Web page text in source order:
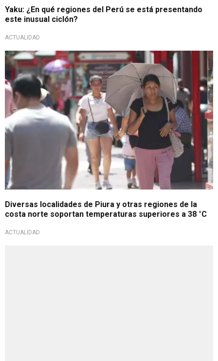
Yaku: ¿En qué regiones del Perú se está presentando
este inusual ciclón?
ACTUALIDAD
Alerta climatológica
Diversas localidades de Piura y otras regiones de la
costa norte soportan temperaturas superiores a 38 °C
ACTUALIDAD